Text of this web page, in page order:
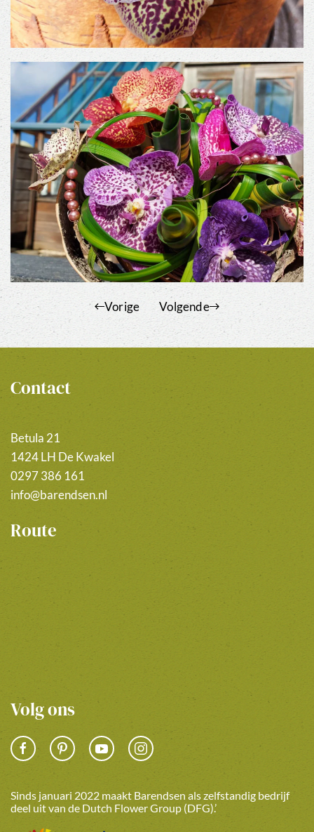
Vorige Volgende
Contact
Betula 21
1424 LH De Kwakel
0297 386 161
info@barendsen.nl
Route
Volg ons
Sinds januari 2022 maakt Barendsen als zelfstandig bedrijf
deel uit van de Dutch Flower Group (DFG).’